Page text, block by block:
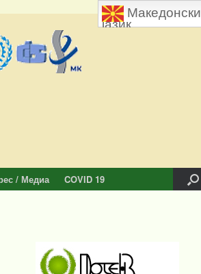
/ Медиа COVID 19
Македонски
јазик